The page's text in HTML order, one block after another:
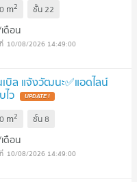
m2 ชั้น22
ดือน
10/08/2026 14:49:00
บิล แจ้งวัฒนะ✅แอดไลน์
ว UPDATE !
m2 ชั้น8
ดือน
10/08/2026 14:49:00